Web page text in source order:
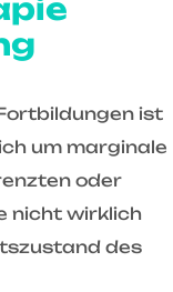
ist
um marginale
oder
nicht wirklich
des